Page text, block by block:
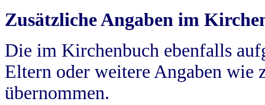
Zusätzliche Angaben im
Die im Kirchenbuch ebenfalls
Eltern oder weitere Angaben wie
übernommen.